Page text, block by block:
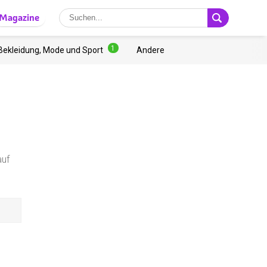
Mode und Sport 1 Andere